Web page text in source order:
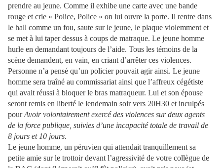
prendre au jeune. Comme il exhibe une carte avec une bande
rouge et crie « Police, Police » on lui ouvre la porte. Il rentre dans
le hall comme un fou, saute sur le jeune, le plaque violemment et
se met à lui taper dessus à coups de matraque. Le jeune homme
hurle en demandant toujours de l’aide. Tous les témoins de la
scène demandent, en vain, en criant d’arrêter ces violences.
Personne n’a pensé qu’un policier pouvait agir ainsi. Le jeune
homme sera traîné au commissariat ainsi que l’affreux cégétiste
qui avait réussi à bloquer le bras matraqueur. Lui et son épouse
seront remis en liberté le lendemain soir vers 20H30 et inculpés
pourAvoir volontairement exercé des violences sur deux agents
de la force publique, suivies d’une incapacité totale de travail de
8 jours et 10 jours.
Le jeune homme, un péruvien qui attendait tranquillement sa
petite amie sur le trottoir devant l’agressivité de votre collègue de